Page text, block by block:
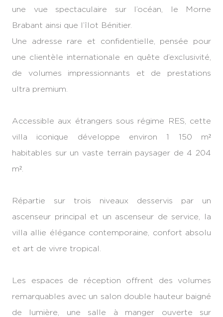
une vue spectaculaire sur l’océan, le Morne
Brabant ainsi que l’îlot Bénitier.
Une adresse rare et confidentielle, pensée pour
une clientèle internationale en quête d’exclusivité,
de volumes impressionnants et de prestations
ultra premium.
Accessible aux étrangers sous régime RES, cette
villa iconique développe environ 1 150 m²
habitables sur un vaste terrain paysager de 4 204
m².
Répartie sur trois niveaux desservis par un
ascenseur principal et un ascenseur de service, la
villa allie élégance contemporaine, confort absolu
et art de vivre tropical.
Les espaces de réception offrent des volumes
remarquables avec un salon double hauteur baigné
de lumière, une salle à manger ouverte sur